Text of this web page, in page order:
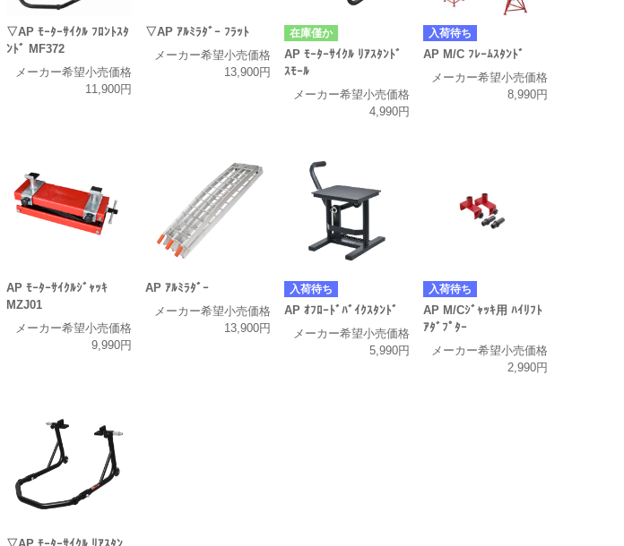
▽AP ﾓｰﾀｰｻｲｸﾙ ﾌﾛﾝﾄｽﾀ
ﾝﾄﾞ MF372
メーカー希望小売価格
11,900円
▽AP ｱﾙﾐﾗﾀﾞｰ ﾌﾗｯﾄ
メーカー希望小売価格
13,900円
在庫僅か
AP ﾓｰﾀｰｻｲｸﾙ ﾘｱｽﾀﾝﾄﾞ
ｽﾓｰﾙ
メーカー希望小売価格
4,990円
入荷待ち
AP M/C ﾌﾚｰﾑｽﾀﾝﾄﾞ
メーカー希望小売価格
8,990円
AP ﾓｰﾀｰｻｲｸﾙｼﾞｬｯｷ
MZJ01
メーカー希望小売価格
9,990円
AP ｱﾙﾐﾗﾀﾞｰ
メーカー希望小売価格
13,900円
入荷待ち
AP ｵﾌﾛｰﾄﾞﾊﾞｲｸｽﾀﾝﾄﾞ
メーカー希望小売価格
5,990円
入荷待ち
AP M/Cｼﾞｬｯｷ用 ﾊｲﾘﾌﾄ
ｱﾀﾞﾌﾟﾀｰ
メーカー希望小売価格
2,990円